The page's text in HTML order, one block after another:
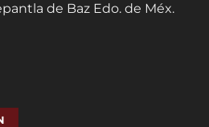
de Baz Edo. de Méx.